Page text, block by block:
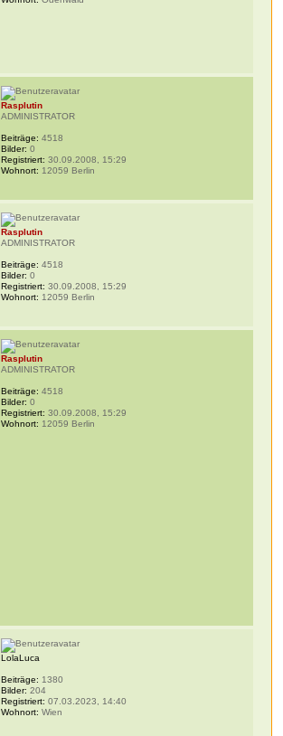
Rasplutin
ADMINISTRATOR
Beiträge: 4518
Bilder: 0
Registriert: 30.09.2008, 15:29
Wohnort: 12059 Berlin
Rasplutin
ADMINISTRATOR
Beiträge: 4518
Bilder: 0
Registriert: 30.09.2008, 15:29
Wohnort: 12059 Berlin
Rasplutin
ADMINISTRATOR
Beiträge: 4518
Bilder: 0
Registriert: 30.09.2008, 15:29
Wohnort: 12059 Berlin
LolaLuca
Beiträge: 1380
Bilder: 204
Registriert: 07.03.2023, 14:40
Wohnort: Wien